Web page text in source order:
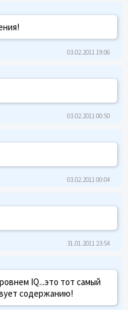
03.02.2011 19:06
03.02.2011 00:50
03.02.2011 00:04
31.01.2011 23:54
IQ...это тот самый
содержанию!